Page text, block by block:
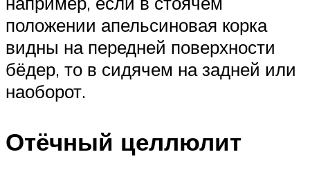
положении апельсиновая корка
видны на передней поверхности
бёдер, то в сидячем на задней или
наоборот.
Отёчный целлюлит